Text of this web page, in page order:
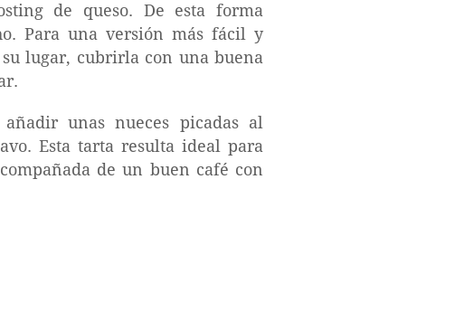
de queso. De esta forma
Para una versión más fácil y
lugar, cubrirla con una buena
unas nueces picadas al
Esta tarta resulta ideal para
de un buen café con